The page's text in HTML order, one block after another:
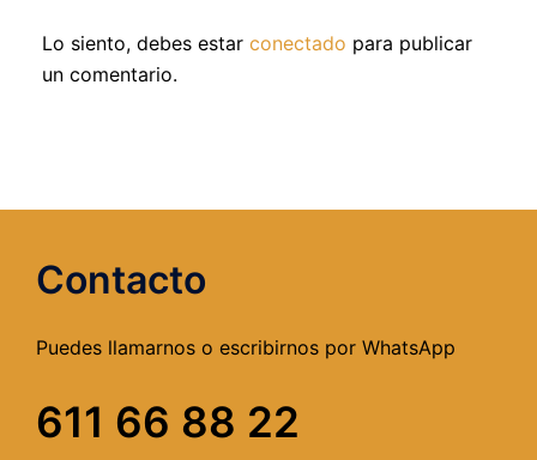
Lo siento, debes estar conectado para publicar
un comentario.
Contacto
Puedes llamarnos o escribirnos por WhatsApp
611 66 88 22